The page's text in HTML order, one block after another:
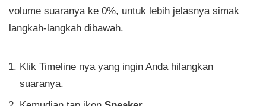
volume suaranya ke 0%, untuk lebih jelasnya simak
langkah-langkah dibawah.
Klik Timeline nya yang ingin Anda hilangkan
suaranya.